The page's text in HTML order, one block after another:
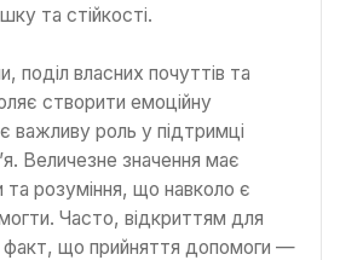
та стійкості.
поділ власних почуттів та
створити емоційну
важливу роль у підтримці
Величезне значення має
та розуміння, що навколо є
Часто, відкриттям для
факт, що прийняття допомоги —